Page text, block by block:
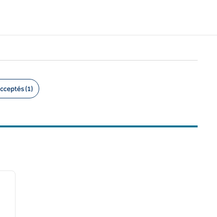
(1)
image suivante